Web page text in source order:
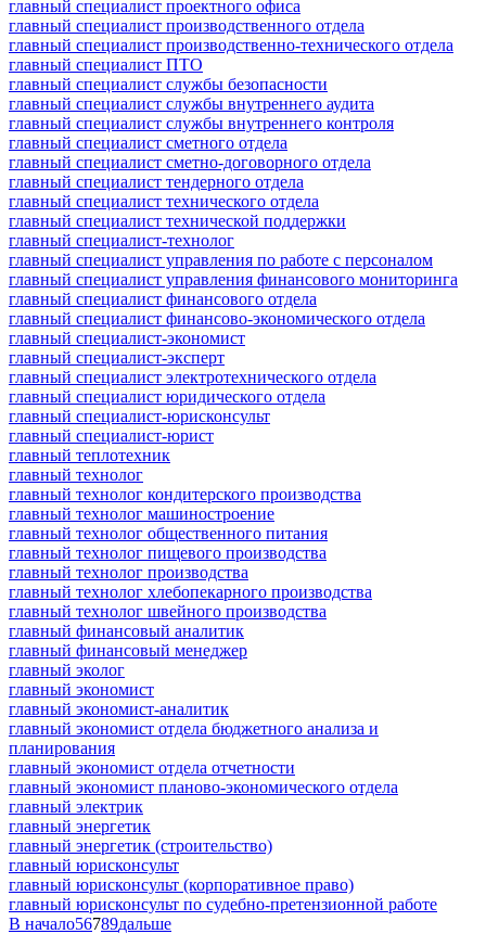
главный специалист проектного офиса
главный специалист производственного отдела
главный специалист производственно-технического отдела
главный специалист ПТО
главный специалист службы безопасности
главный специалист службы внутреннего аудита
главный специалист службы внутреннего контроля
главный специалист сметного отдела
главный специалист сметно-договорного отдела
главный специалист тендерного отдела
главный специалист технического отдела
главный специалист технической поддержки
главный специалист-технолог
главный специалист управления по работе с персоналом
главный специалист управления финансового мониторинга
главный специалист финансового отдела
главный специалист финансово-экономического отдела
главный специалист-экономист
главный специалист-эксперт
главный специалист электротехнического отдела
главный специалист юридического отдела
главный специалист-юрисконсульт
главный специалист-юрист
главный теплотехник
главный технолог
главный технолог кондитерского производства
главный технолог машиностроение
главный технолог общественного питания
главный технолог пищевого производства
главный технолог производства
главный технолог хлебопекарного производства
главный технолог швейного производства
главный финансовый аналитик
главный финансовый менеджер
главный эколог
главный экономист
главный экономист-аналитик
главный экономист отдела бюджетного анализа и
планирования
главный экономист отдела отчетности
главный экономист планово-экономического отдела
главный электрик
главный энергетик
главный энергетик (строительство)
главный юрисконсульт
главный юрисконсульт (корпоративное право)
главный юрисконсульт по судебно-претензионной работе
В начало56789дальше